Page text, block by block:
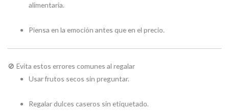
alimentaria.
Piensa en la emoción antes que en el precio.
🚫 Evita estos errores comunes al regalar
Usar frutos secos sin preguntar.
Regalar dulces caseros sin etiquetado.